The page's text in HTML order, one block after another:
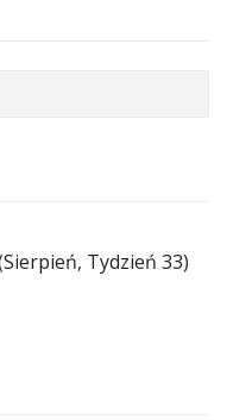
Tydzień 33)